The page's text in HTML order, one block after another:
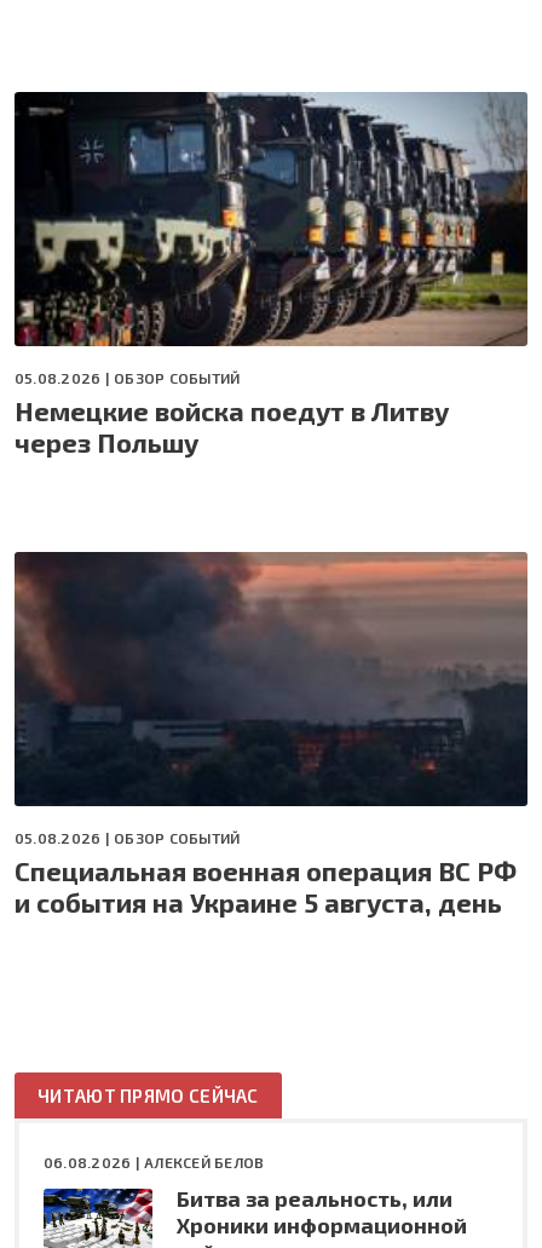
05.08.2026 | ОБЗОР СОБЫТИЙ
Немецкие войска поедут в Литву
через Польшу
05.08.2026 | ОБЗОР СОБЫТИЙ
Специальная военная операция ВС РФ
и события на Украине 5 августа, день
ЧИТАЮТ ПРЯМО СЕЙЧАС
06.08.2026 |АЛЕКСЕЙ БЕЛОВ
Битва за реальность, или
Хроники информационной